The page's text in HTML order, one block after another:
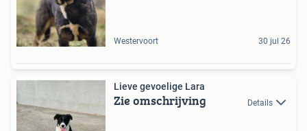
Westervoort 30 jul 26
Lieve gevoelige Lara
Zie omschrijving Details